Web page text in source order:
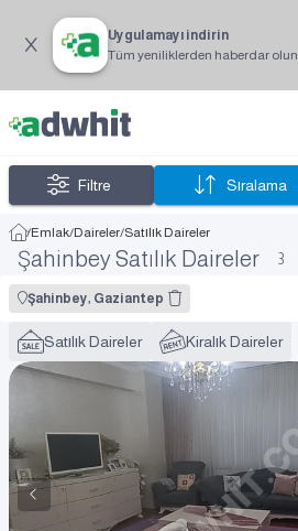
Uygulamayı indirin
Tüm yeniliklerden haberdar olun
Filtre Sıralama
/Emlak/Daireler/Satılık Daireler
Şahinbey Satılık Daireler 3
Şahinbey, Gaziantep
Satılık Daireler Kiralık Daireler